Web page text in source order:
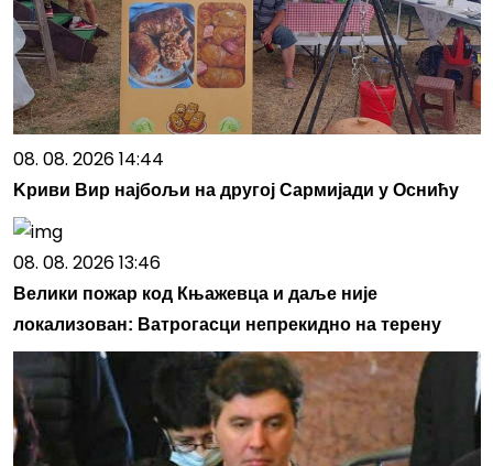
08. 08. 2026 14:44
Kриви Вир најбољи на другој Сармијади у Оснићу
08. 08. 2026 13:46
Велики пожар код Књажевца и даље није
локализован: Ватрогасци непрекидно на терену